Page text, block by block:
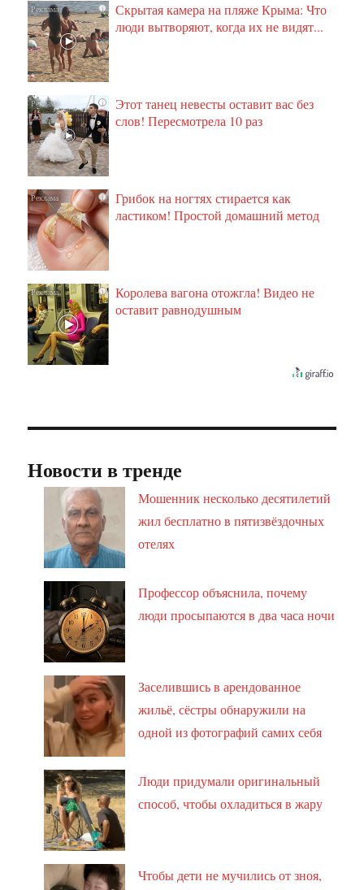
i
Скрытая камера на пляже Крыма: Что
люди вытворяют, когда их не видят...
i
Этот танец невесты оставит вас без
слов! Пересмотрела 10 раз
i
Грибок на ногтях стирается как
ластиком! Простой домашний метод
i
Королева вагона отожгла! Видео не
оставит равнодушным
Новости в тренде
Мошенник несколько десятилетий
жил бесплатно в пятизвёздочных
отелях
Профессор объяснила, почему
люди просыпаются в два часа ночи
Заселившись в арендованное
жильё, сёстры обнаружили на
одной из фотографий самих себя
Люди придумали оригинальный
способ, чтобы охладиться в жару
Чтобы дети не мучились от зноя,